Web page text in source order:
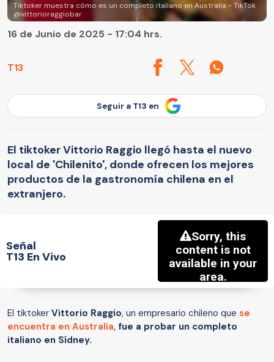
Tiktoker muestra cómo es un completo italiano en Australia - TikTok
@vittorioraggiobar
T13
16 de Junio de 2025 - 17:04 hrs.
Seguir a T13 en
El tiktoker Vittorio Raggio llegó hasta el nuevo
local de 'Chilenito', donde ofrecen los mejores
productos de la gastronomía chilena en el
extranjero.
Señal
T13 En Vivo
El tiktoker Vittorio Raggio, un empresario chileno que se
encuentra en Australia, fue a probar un completo
italiano en Sídney.